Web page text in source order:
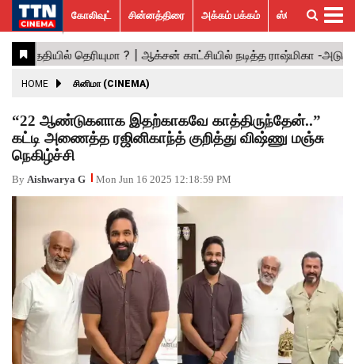
கோலிவுட்
சின்னத்திரை
பாலிவுட்
ஹாலிவுட்
அக்கம்
பக்கம்
ஸ்பெஷல்
ஸ்டோரீஸ்
விமர்சனம்
GALLERY
ACTRESS
ACTORS
MOVIESTILLS
EVENTS
VIDEOS
What’s
Hot
Trending
News
கோலிவுட் சின்னத்திரை அக்கம் பக்கம் ஸ்பெஷல் ஸ்டோரீஸ்
HOME சினிமா (CINEMA)
“22 ஆண்டுகளாக இதற்காகவே காத்திருந்தேன்..”
கட்டி அணைத்த ரஜினிகாந்த் குறித்து விஷ்ணு மஞ்சு
நெகிழ்ச்சி
By Aishwarya G Mon Jun 16 2025 12:18:59 PM